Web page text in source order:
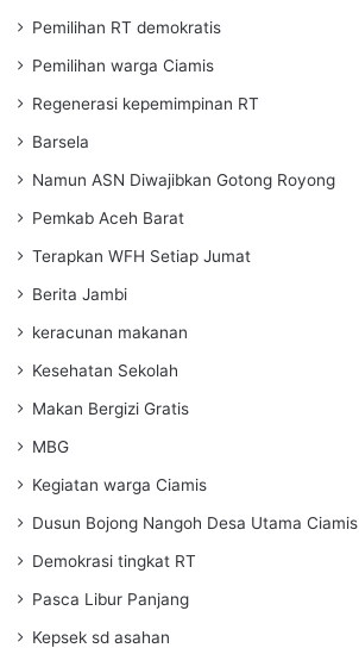
Pemilihan RT demokratis
Pemilihan warga Ciamis
Regenerasi kepemimpinan RT
Barsela
Namun ASN Diwajibkan Gotong Royong
Pemkab Aceh Barat
Terapkan WFH Setiap Jumat
Berita Jambi
keracunan makanan
Kesehatan Sekolah
Makan Bergizi Gratis
MBG
Kegiatan warga Ciamis
Dusun Bojong Nangoh Desa Utama Ciamis
Demokrasi tingkat RT
Pasca Libur Panjang
Kepsek sd asahan